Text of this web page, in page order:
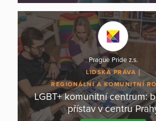
Prague Pride z.s.
LIDSKÁ PRÁVA
REGIONÁLNÍ A KOMUNITNÍ
LGBT+ komunitní centrum:
přístav v centru